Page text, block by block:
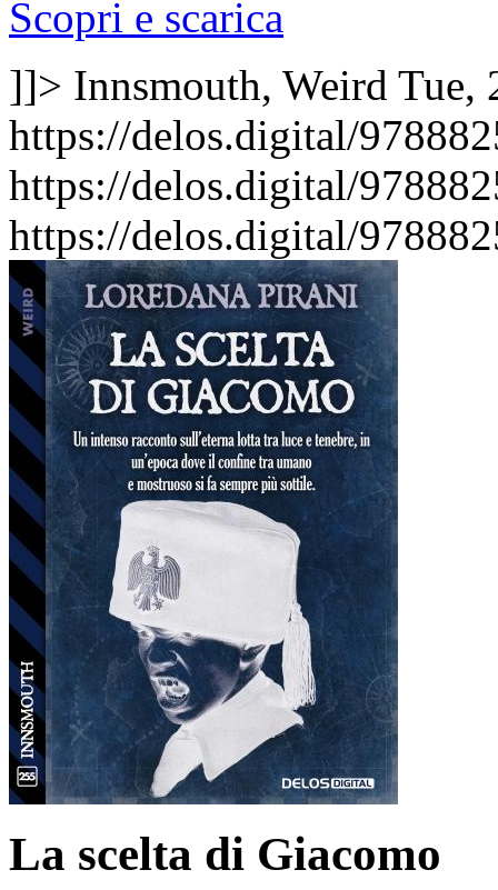
Scopri e scarica
]]> Innsmouth, Weird Tue,
https://delos.digital/
https://delos.digital/
https://delos.digital/
La scelta di Giacomo